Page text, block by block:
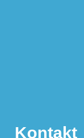
Kontakt